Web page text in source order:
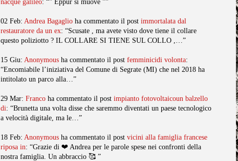
nacque galileo: “" Eppur si muove "”
02 Feb: Andrea Bagaglio ha commentato il post immortalata dal
restauratore da un ex: “Scusate , ma avete visto dove tiene il collare
questo poliziotto ? IL COLLARE SI TIENE SUL COLLO ,…”
15 Giu: Anonymous ha commentato il post femminicidi volonta:
“Encomiabile l’iniziativa del Comune di Segrate (MI) che nel 2018 ha
intitolato un parco alla…”
29 Mar: Franco ha commentato il post impianto fotovoltaicoun balzello
di: “Brunetta una volta disse che saremmo diventati un paese tecnologico
a velocità digitale, ma le…”
18 Feb: Anonymous ha commentato il post vicini alla famiglia francese
riposa in: “Grazie di ❤️ Andrea per le parole spese nei confronti della
nostra famiglia. Un abbraccio 🥰 ”